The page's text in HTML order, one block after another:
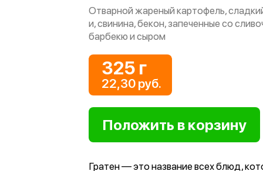
Отварной жареный картофель,
и, свинина, бекон, запеченные со
барбекю и сыром
325 г
22,30 руб.
Гратен — это название всех блюд,